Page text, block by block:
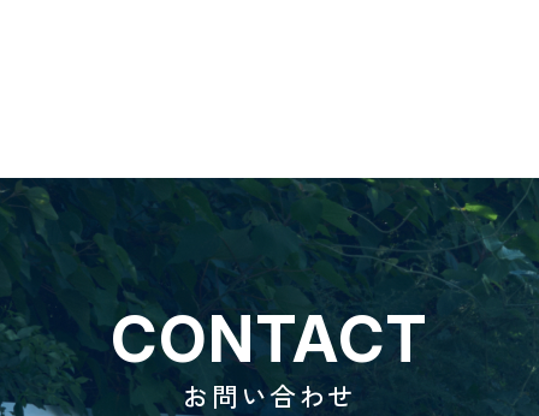
CONTACT
お問い合わせ